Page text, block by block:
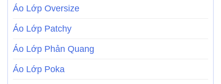
Áo Lớp Oversize
Áo Lớp Patchy
Áo Lớp Phản Quang
Áo Lớp Poka